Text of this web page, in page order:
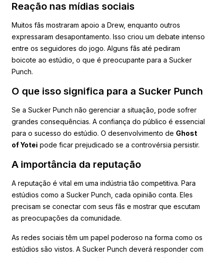
Reação nas mídias sociais
Muitos fãs mostraram apoio a Drew, enquanto outros
expressaram desapontamento. Isso criou um debate intenso
entre os seguidores do jogo. Alguns fãs até pediram
boicote ao estúdio, o que é preocupante para a Sucker
Punch.
O que isso significa para a Sucker Punch
Se a Sucker Punch não gerenciar a situação, pode sofrer
grandes consequências. A confiança do público é essencial
para o sucesso do estúdio. O desenvolvimento de Ghost
of Yotei pode ficar prejudicado se a controvérsia persistir.
A importância da reputação
A reputação é vital em uma indústria tão competitiva. Para
estúdios como a Sucker Punch, cada opinião conta. Eles
precisam se conectar com seus fãs e mostrar que escutam
as preocupações da comunidade.
As redes sociais têm um papel poderoso na forma como os
estúdios são vistos. A Sucker Punch deverá responder com